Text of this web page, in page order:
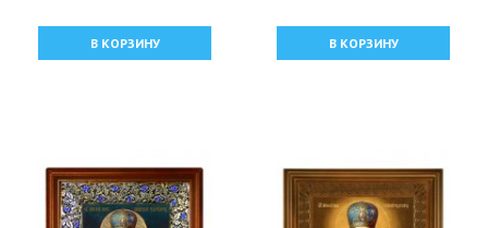
В КОРЗИНУ В КОРЗИНУ